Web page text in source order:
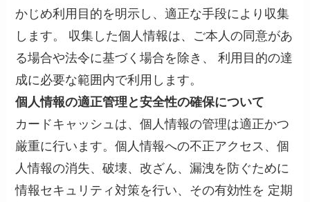
かじめ利用目的を明示し、適正な手段により収集
します。 収集した個人情報は、ご本人の同意があ
る場合や法令に基づく場合を除き、 利用目的の達
成に必要な範囲内で利用します。
個人情報の適正管理と安全性の確保について
カードキャッシュは、個人情報の管理は適正かつ
厳重に行います。個人情報への不正アクセス、個
人情報の消失、破壊、改ざん、漏洩を防ぐために
情報セキュリティ対策を行い、その有効性を 定期